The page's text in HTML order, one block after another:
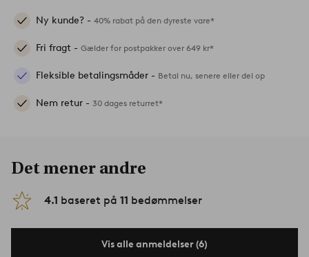
Ny kunde? - 40% rabat på den dyreste vare*
Fri fragt - Gælder for postpakker over 649 kr*
Fleksible betalingsmåder - Betal nu, senere eller del op
Nem retur - 30 dages returret*
Det mener andre
4.1 baseret på 11 bedømmelser
Vis alle anmeldelser (6)